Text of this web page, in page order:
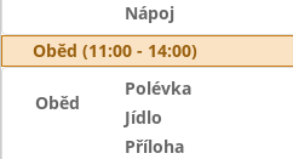
Nápoj
Oběd (11:00 - 14:00)
Oběd
Polévka
Jídlo
Příloha